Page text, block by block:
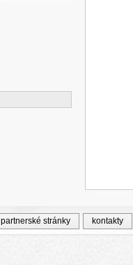
partnerské stránky kontakty